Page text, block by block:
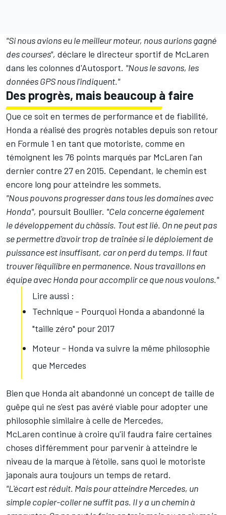
"Si nous avions eu le meilleur moteur, nous aurions gagné
des courses", déclare le directeur sportif de McLaren
dans les colonnes d'Autosport. "Nous le savons, les
données GPS nous l'indiquent."
Des progrès, mais beaucoup à faire
Que ce soit en termes de performance et de fiabilité,
Honda a réalisé des progrès notables depuis son retour
en Formule 1 en tant que motoriste, comme en
témoignent les 76 points marqués par McLaren l'an
dernier contre 27 en 2015. Cependant, le chemin est
encore long pour atteindre les sommets.
"Nous pouvons progresser dans tous les domaines avec
Honda", poursuit Boullier. "Cela concerne également
le développement du châssis. Tout est lié. On ne peut pas
se permettre d'avoir trop de traînée si le déploiement de
puissance est insuffisant, car on perd du temps. Il faut
trouver l'équilibre en permanence. Nous travaillons en
équipe avec Honda pour accomplir ce que nous voulons."
Lire aussi :
Technique - Pourquoi Honda a abandonné la
"taille zéro" pour 2017
Moteur - Honda va suivre la même philosophie
que Mercedes
Bien que Honda ait abandonné un concept de taille de
guêpe qui ne s'est pas avéré viable pour adopter une
philosophie similaire à celle de Mercedes,
McLaren continue à croire qu'il faudra faire certaines
choses différemment pour parvenir à atteindre le
niveau de la marque à l'étoile, sans quoi le motoriste
japonais aura toujours un temps de retard.
"L'écart est réduit. Mais pour atteindre Mercedes, un
simple copier-coller ne suffit pas. Il y a un chemin à